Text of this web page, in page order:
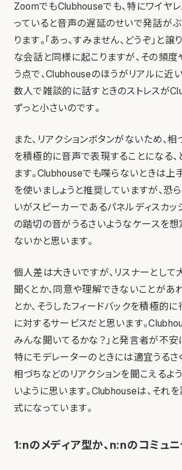
ZoomでもClubhouseでも、特にワイヤ
っていると音声の遅延のせいで発話が
ります。「あっ、すみません、どうぞ」と
な会話と同様に起こりますが、その頻度
う点で、Clubhouseのほうがリアルに近
数人で雑談的に話すときのストレスが
ずっと小さいのです。
また、リアクションボタンがないため、
を積極的に音声で表現することになる、
ます。Clubhouseでも喋らないときは上
を使いましょうと推奨していますが、恐
いがスピーカーであるパネルディスカッ
の踏切の音がうるさいようなケースを
ないかと思います。
個人差は大きいですが、リスナーとして
聞くとか、同意や理解できないことがあ
とか、そうしたフィードバックを積極的
に対するサービスだと思います。
みんな聞いてるかな？」と発言者が不安
特にモデレーターのときには適宜うるさ
相づちなどのリアクションを聞こえるよ
いように思います。Clubhouseは、それ
式になっています。
1:nのメディア型か、n:nのコミュ